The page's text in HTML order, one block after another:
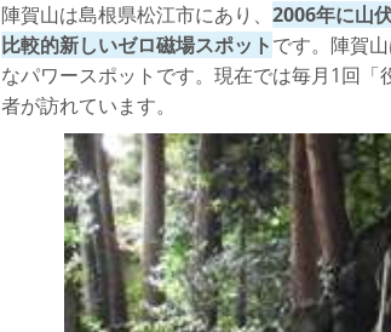
陣賀山は島根県松江市にあり、 2006年に山
比較的新しいゼロ磁場スポットです。陣賀
なパワースポットです。現在では毎月1回
者が訪れています。